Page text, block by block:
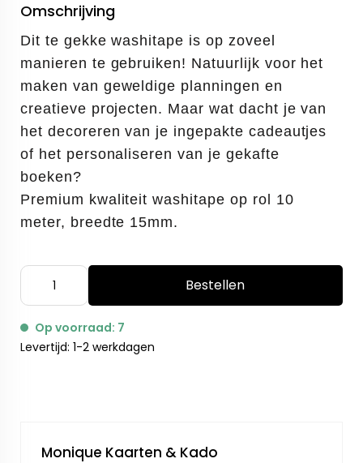
Omschrijving
Dit te gekke washitape is op zoveel
manieren te gebruiken! Natuurlijk voor het
maken van geweldige planningen en
creatieve projecten. Maar wat dacht je van
het decoreren van je ingepakte cadeautjes
of het personaliseren van je gekafte
boeken?
Premium kwaliteit washitape op rol 10
meter, breedte 15mm.
Bestellen
Op voorraad: 7
Levertijd: 1-2 werkdagen
Monique Kaarten & Kado